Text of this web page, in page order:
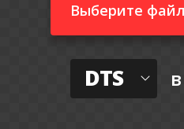
Выберите
DTS в